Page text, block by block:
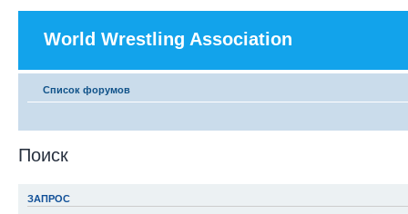
World Wrestling Association
Список форумов
Поиск
ЗАПРОС